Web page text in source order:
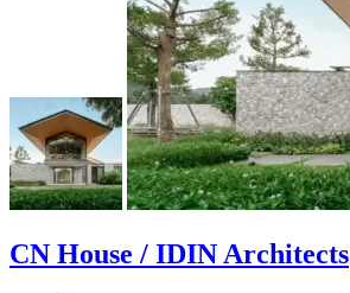
CN House / IDIN Architects